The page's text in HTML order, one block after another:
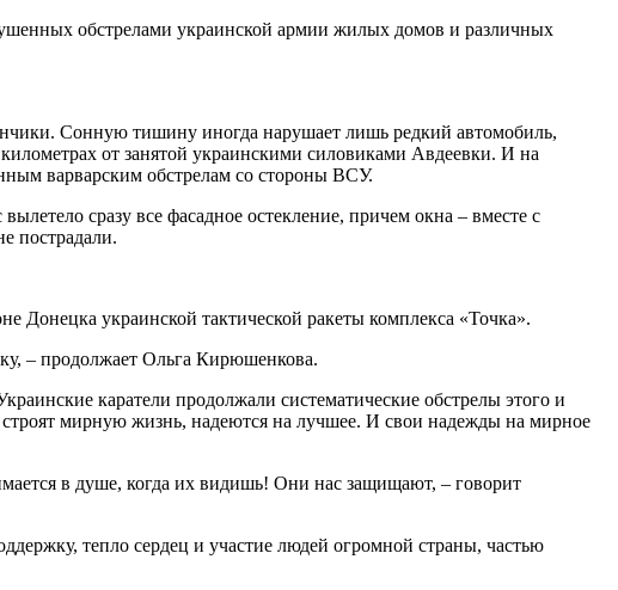
обстрелами украинской армии жилых домов и различных
Сонную тишину иногда нарушает лишь редкий автомобиль,
от занятой украинскими силовиками Авдеевки. И на
варварским обстрелам со стороны ВСУ.
сразу все фасадное остекление, причем окна – вместе с
пострадали.
Донецка украинской тактической ракеты комплекса «Точка».
– продолжает Ольга Кирюшенкова.
каратели продолжали систематические обстрелы этого и
мирную жизнь, надеются на лучшее. И свои надежды на мирное
в душе, когда их видишь! Они нас защищают, – говорит
тепло сердец и участие людей огромной страны, частью